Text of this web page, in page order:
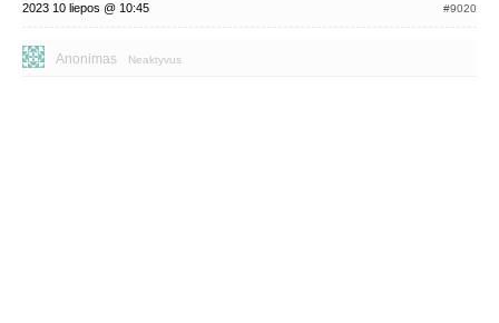
2023 10 liepos @ 10:45 #9020
Anonimas Neaktyvus